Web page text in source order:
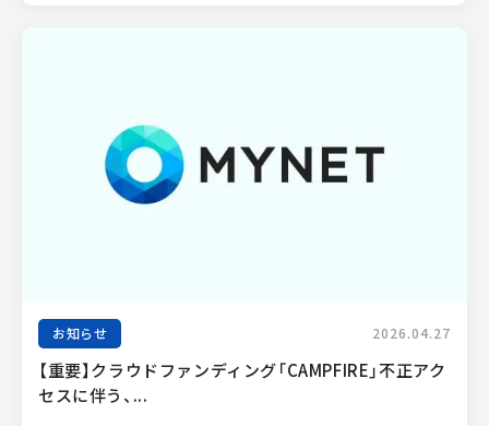
お知らせ 2026.04.27
【重要】クラウドファンディング「CAMPFIRE」不正アク
セスに伴う、...